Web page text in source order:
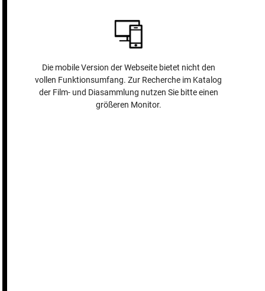
Die mobile Version der Webseite bietet nicht den
vollen Funktionsumfang. Zur Recherche im Katalog
der Film- und Diasammlung nutzen Sie bitte einen
größeren Monitor.